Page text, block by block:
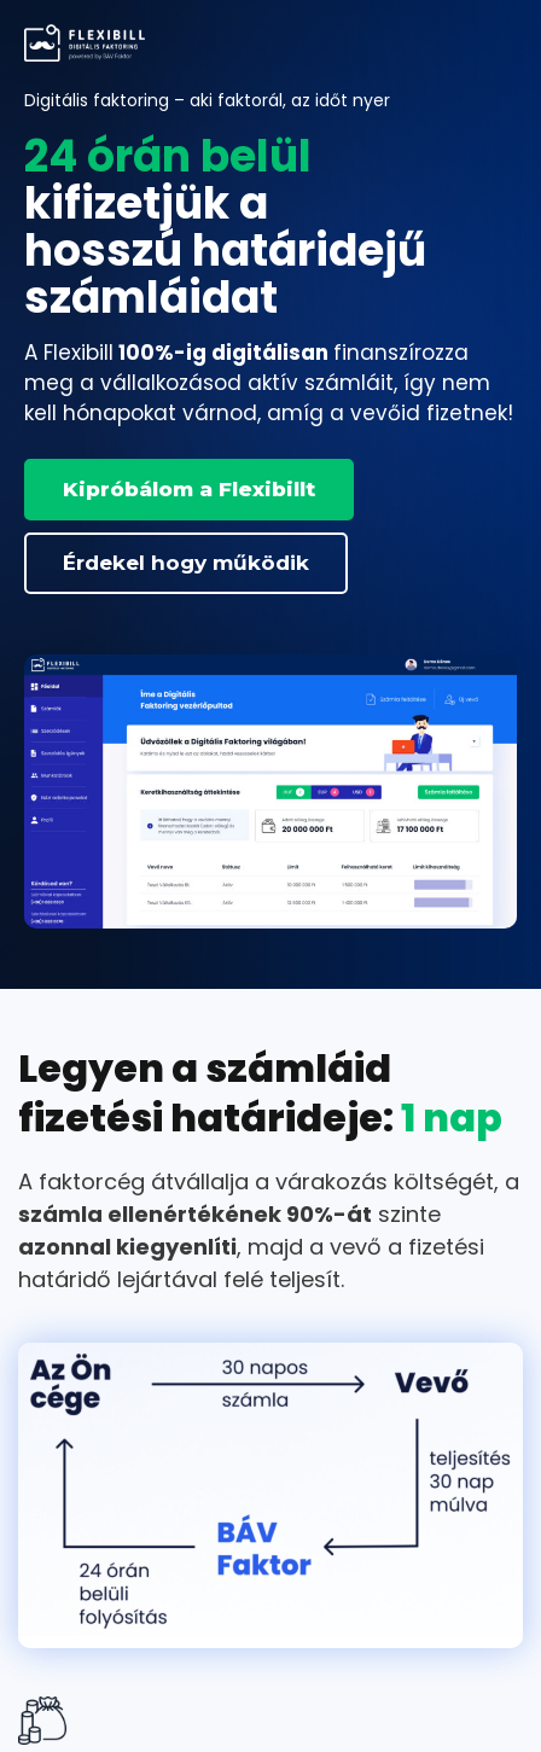
Digitális faktoring – aki faktorál, az időt nyer
24 órán belül
kifizetjük a
hosszú határidejű
számláidat
A Flexibill 100%-ig digitálisan finanszírozza
meg a vállalkozásod aktív számláit, így nem
kell hónapokat várnod, amíg a vevőid fizetnek!
Kipróbálom a Flexibillt
Érdekel hogy működik
Legyen a számláid
fizetési határideje:1 nap
A faktorcég átvállalja a várakozás költségét, a
számla ellenértékének 90%-át szinte
azonnal kiegyenlíti, majd a vevő a fizetési
határidő lejártával felé teljesít.